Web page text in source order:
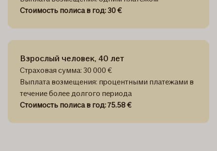
Стоимость полиса в год: 30 €
Взрослый человек, 40 лет
Страховая сумма: 30 000 €
Выплата возмещения: процентными платежами в
течение более долгого периода
Стоимость полиса в год: 75.58 €